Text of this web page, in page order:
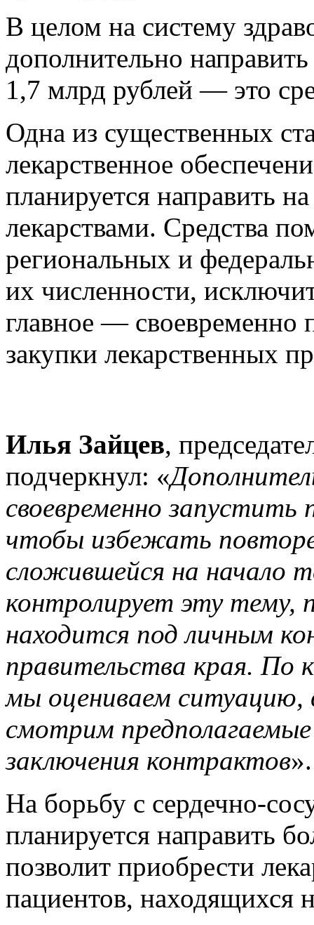
В целом на систему
дополнительно
1,7 млрд рублей — это
Одна из существенных
лекарственное
планируется направить
лекарствами. Средства
региональных и
их численности,
главное — своевременно
закупки лекарственных
Илья Зайцев,
подчеркнул: «
своевременно запустить
чтобы избежать
сложившейся на начало
контролирует эту тему,
находится под личным
правительства края. По
мы оцениваем
смотрим
заключения контрактов».
На борьбу с сердечно-
планируется направить
позволит приобрести
пациентов, находящихся